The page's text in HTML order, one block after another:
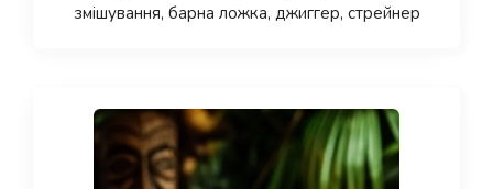
змішування, барна ложка, джиггер, стрейнер